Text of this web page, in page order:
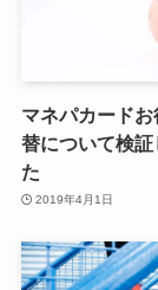
マネパカード
替について検証
た
2019年4月1日